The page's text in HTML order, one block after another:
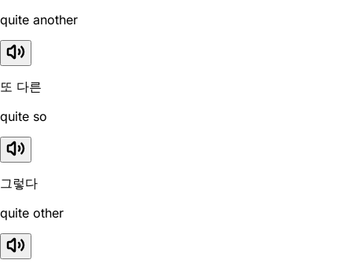
quite another
또 다른
quite so
그렇다
quite other